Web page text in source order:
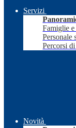
Servizi
Famiglie e
Personale
Percorsi
Novità